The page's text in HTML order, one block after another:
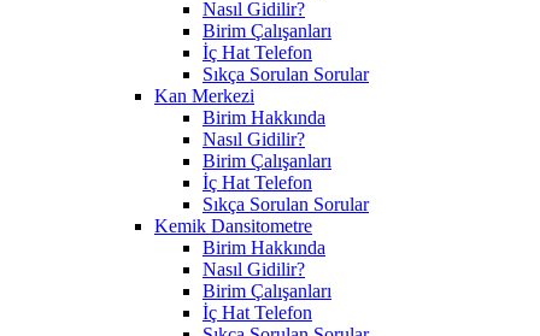
Nasıl Gidilir?
Birim Çalışanları
İç Hat Telefon
Sıkça Sorulan Sorular
Kan Merkezi
Birim Hakkında
Nasıl Gidilir?
Birim Çalışanları
İç Hat Telefon
Sıkça Sorulan Sorular
Kemik Dansitometre
Birim Hakkında
Nasıl Gidilir?
Birim Çalışanları
İç Hat Telefon